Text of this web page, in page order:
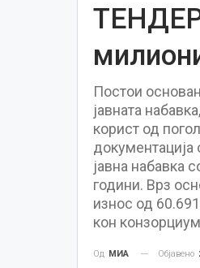
ТЕНДЕР
Постои
јавната
корист од
документација
јавна набавка
години. Врз
износ од
кон
Од МИА Објавено